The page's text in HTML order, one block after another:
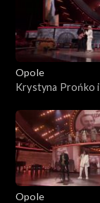
tęsknoty –
Wojciecha
Opole
Krystyna Prońko i
domu”. 62. KFPP:
tęsknoty –
Wojciecha
Opole